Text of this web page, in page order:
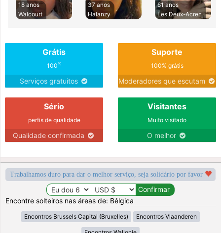
18 anos
Walcourt
37 anos
Halanzy
61 anos
Les Deux-Acren
Grátis
100%
Serviços gratuitos
Suporte
100% grátis
Moderadores que escutam
Sério
perfis de qualidade
Qualidade confirmada
Visitantes
Muito visitado
O melhor
Trabalhamos duro para dar o melhor serviço, seja solidário por favor
Encontre solteiros nas áreas de: Bélgica
Encontros Brussels Capital (Bruxelles) Encontros Vlaanderen